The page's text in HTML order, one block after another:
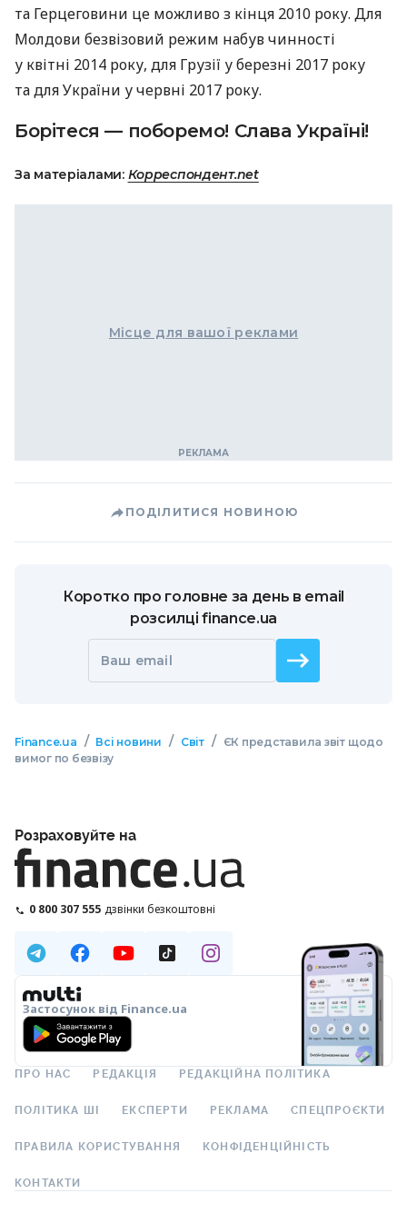
та Герцеговини це можливо з кінця 2010 року. Для
Молдови безвізовий режим набув чинності
у квітні 2014 року, для Грузії у березні 2017 року
та для України у червні 2017 року.
Борітеся — поборемо! Слава Україні!
За матеріалами: Корреспондент.net
Місце для вашої реклами
ПОДІЛИТИСЯ НОВИНОЮ
Коротко про головне за день в email
розсилці finance.ua
Ваш email
Finance.ua / Всі новини / Світ /
ЄК представила звіт щодо
вимог по безвізу
Розраховуйте на
0 800 307 555 дзвінки безкоштовні
Застосунок від Finance.ua
ПРО НАС РЕДАКЦІЯ РЕДАКЦІЙНА ПОЛІТИКА
ПОЛІТИКА ШІ ЕКСПЕРТИ РЕКЛАМА СПЕЦПРОЄКТИ
ПРАВИЛА КОРИСТУВАННЯ КОНФІДЕНЦІЙНІСТЬ
КОНТАКТИ